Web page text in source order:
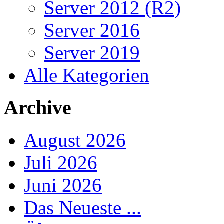
Server 2012 (R2)
Server 2016
Server 2019
Alle Kategorien
Archive
August 2026
Juli 2026
Juni 2026
Das Neueste ...